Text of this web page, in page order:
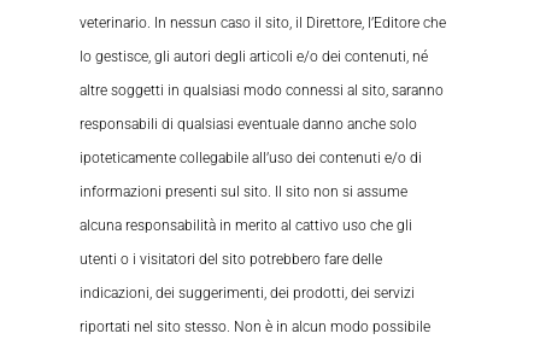
veterinario. In nessun caso il sito, il Direttore, l’Editore che
lo gestisce, gli autori degli articoli e/o dei contenuti, né
altre soggetti in qualsiasi modo connessi al sito, saranno
responsabili di qualsiasi eventuale danno anche solo
ipoteticamente collegabile all’uso dei contenuti e/o di
informazioni presenti sul sito. Il sito non si assume
alcuna responsabilità in merito al cattivo uso che gli
utenti o i visitatori del sito potrebbero fare delle
indicazioni, dei suggerimenti, dei prodotti, dei servizi
riportati nel sito stesso. Non è in alcun modo possibile